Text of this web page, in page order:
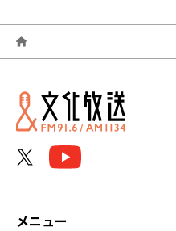
2026年08月
2026年07月
2026年06月
メニュー